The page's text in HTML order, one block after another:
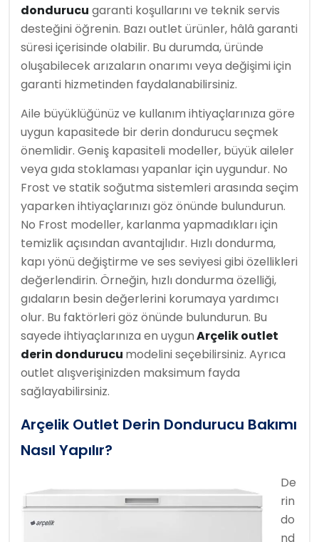
dondurucu garanti koşullarını ve teknik servis
desteğini öğrenin. Bazı outlet ürünler, hâlâ garanti
süresi içerisinde olabilir. Bu durumda, üründe
oluşabilecek arızaların onarımı veya değişimi için
garanti hizmetinden faydalanabilirsiniz.
Aile büyüklüğünüz ve kullanım ihtiyaçlarınıza göre
uygun kapasitede bir derin dondurucu seçmek
önemlidir. Geniş kapasiteli modeller, büyük aileler
veya gıda stoklaması yapanlar için uygundur. No
Frost ve statik soğutma sistemleri arasında seçim
yaparken ihtiyaçlarınızı göz önünde bulundurun.
No Frost modeller, karlanma yapmadıkları için
temizlik açısından avantajlıdır. Hızlı dondurma,
kapı yönü değiştirme ve ses seviyesi gibi özellikleri
değerlendirin. Örneğin, hızlı dondurma özelliği,
gıdaların besin değerlerini korumaya yardımcı
olur. Bu faktörleri göz önünde bulundurun. Bu
sayede ihtiyaçlarınıza en uygunArçelik outlet
derin dondurucu modelini seçebilirsiniz. Ayrıca
outlet alışverişinizden maksimum fayda
sağlayabilirsiniz.
Arçelik Outlet Derin Dondurucu Bakımı
Nasıl Yapılır?
De
rin
do
nd